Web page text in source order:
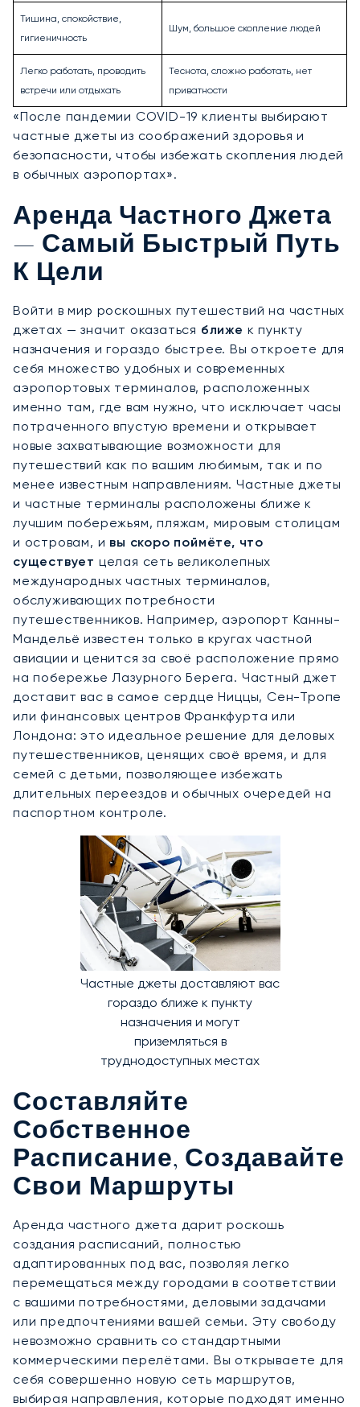
Тишина, спокойствие,
гигиеничность
Шум, большое скопление людей
Легко работать, проводить
встречи или отдыхать
Теснота, сложно работать, нет
приватности
«После пандемии COVID-19 клиенты выбирают
частные джеты из соображений здоровья и
безопасности, чтобы избежать скопления людей
в обычных аэропортах».
Аренда Частного Джета
— Самый Быстрый Путь
К Цели
Войти в мир роскошных путешествий на частных
джетах — значит оказаться ближе к пункту
назначения и гораздо быстрее. Вы откроете для
себя множество удобных и современных
аэропортовых терминалов, расположенных
именно там, где вам нужно, что исключает часы
потраченного впустую времени и открывает
новые захватывающие возможности для
путешествий как по вашим любимым, так и по
менее известным направлениям. Частные джеты
и частные терминалы расположены ближе к
лучшим побережьям, пляжам, мировым столицам
и островам, и вы скоро поймёте, что
существует целая сеть великолепных
международных частных терминалов,
обслуживающих потребности
путешественников. Например, аэропорт Канны-
Мандельё известен только в кругах частной
авиации и ценится за своё расположение прямо
на побережье Лазурного Берега. Частный джет
доставит вас в самое сердце Ниццы, Сен-Тропе
или финансовых центров Франкфурта или
Лондона: это идеальное решение для деловых
путешественников, ценящих своё время, и для
семей с детьми, позволяющее избежать
длительных переездов и обычных очередей на
паспортном контроле.
Частные джеты доставляют вас
гораздо ближе к пункту
назначения и могут
приземляться в
труднодоступных местах
Составляйте
Собственное
Расписание, Создавайте
Свои Маршруты
Аренда частного джета дарит роскошь
создания расписаний, полностью
адаптированных под вас, позволяя легко
перемещаться между городами в соответствии
с вашими потребностями, деловыми задачами
или предпочтениями вашей семьи. Эту свободу
невозможно сравнить со стандартными
коммерческими перелётами. Вы открываете для
себя совершенно новую сеть маршрутов,
выбирая направления, которые подходят именно